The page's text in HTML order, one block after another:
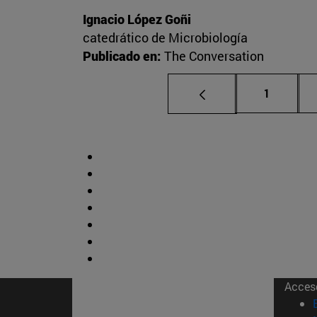
Ignacio López Goñi
catedrático de Microbiología
Publicado en: The Conversation
Página
1